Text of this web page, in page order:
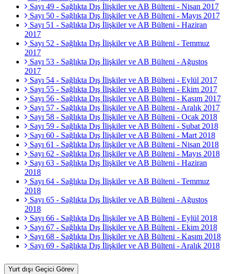
Sayı 49 - Sağlıkta Dış İlişkiler ve AB Bülteni - Nisan 2017
Sayı 50 - Sağlıkta Dış İlişkiler ve AB Bülteni - Mayıs 2017
Sayı 51 - Sağlıkta Dış İlişkiler ve AB Bülteni - Haziran
2017
Sayı 52 - Sağlıkta Dış İlişkiler ve AB Bülteni - Temmuz
2017
Sayı 53 - Sağlıkta Dış İlişkiler ve AB Bülteni - Ağustos
2017
Sayı 54 - Sağlıkta Dış İlişkiler ve AB Bülteni - Eylül 2017
Sayı 55 - Sağlıkta Dış İlişkiler ve AB Bülteni - Ekim 2017
Sayı 56 - Sağlıkta Dış İlişkiler ve AB Bülteni - Kasım 2017
Sayı 57 - Sağlıkta Dış İlişkiler ve AB Bülteni - Aralık 2017
Sayı 58 - Sağlıkta Dış İlişkiler ve AB Bülteni - Ocak 2018
Sayı 59 - Sağlıkta Dış İlişkiler ve AB Bülteni - Şubat 2018
Sayı 60 - Sağlıkta Dış İlişkiler ve AB Bülteni - Mart 2018
Sayı 61 - Sağlıkta Dış İlişkiler ve AB Bülteni - Nisan 2018
Sayı 62 - Sağlıkta Dış İlişkiler ve AB Bülteni - Mayıs 2018
Sayı 63 - Sağlıkta Dış İlişkiler ve AB Bülteni - Haziran
2018
Sayı 64 - Sağlıkta Dış İlişkiler ve AB Bülteni - Temmuz
2018
Sayı 65 - Sağlıkta Dış İlişkiler ve AB Bülteni - Ağustos
2018
Sayı 66 - Sağlıkta Dış İlişkiler ve AB Bülteni - Eylül 2018
Sayı 67 - Sağlıkta Dış İlişkiler ve AB Bülteni - Ekim 2018
Sayı 68 - Sağlıkta Dış İlişkiler ve AB Bülteni - Kasım 2018
Sayı 69 - Sağlıkta Dış İlişkiler ve AB Bülteni - Aralık 2018
Yurt dışı Geçici Görev